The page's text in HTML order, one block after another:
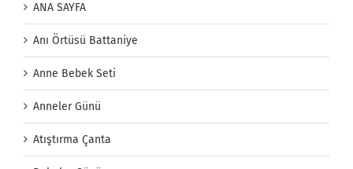
ANA SAYFA
Anı Örtüsü Battaniye
Anne Bebek Seti
Anneler Günü
Atıştırma Çanta